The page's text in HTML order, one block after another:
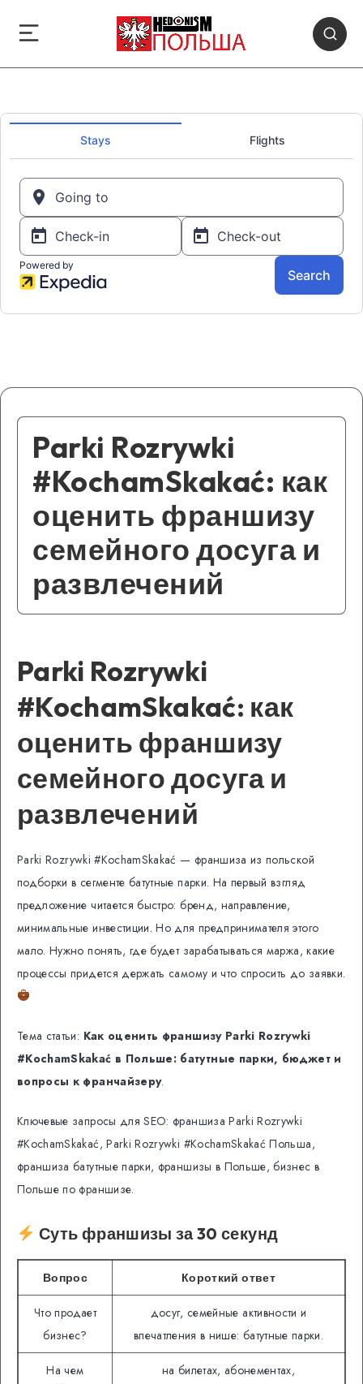
Parki Rozrywki
#KochamSkakać: как
оценить франшизу
семейного досуга и
развлечений
Parki Rozrywki
#KochamSkakać: как
оценить франшизу
семейного досуга и
развлечений
Parki Rozrywki #KochamSkakać — франшиза из польской
подборки в сегменте батутные парки. На первый взгляд
предложение читается быстро: бренд, направление,
минимальные инвестиции. Но для предпринимателя этого
мало. Нужно понять, где будет зарабатываться маржа, какие
процессы придется держать самому и что спросить до заявки.
Тема статьи: Как оценить франшизу Parki Rozrywki
#KochamSkakać в Польше: батутные парки, бюджет и
вопросы к франчайзеру.
Ключевые запросы для SEO: франшиза Parki Rozrywki
#KochamSkakać, Parki Rozrywki #KochamSkakać Польша,
франшиза батутные парки, франшизы в Польше, бизнес в
Польше по франшизе.
Суть франшизы за 30 секунд
Вопрос Короткий ответ
Что продает
бизнес?
досуг, семейные активности и
впечатления в нише: батутные парки.
На чем
на билетах, абонементах,